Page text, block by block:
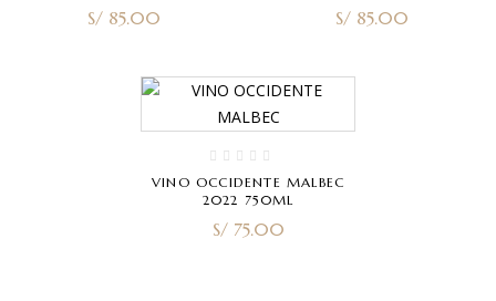
S/ 85.00 S/ 85.00
VINO OCCIDENTE MALBEC
2022 750ML
S/75.00